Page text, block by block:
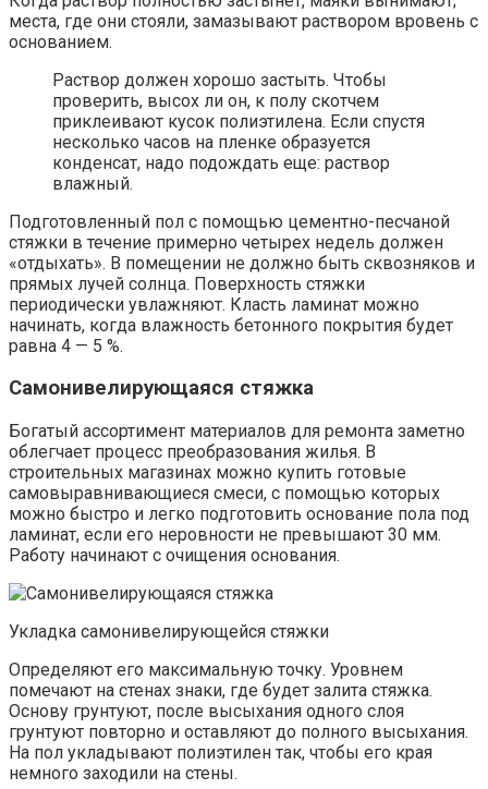
места, где они стояли, замазывают раствором вровень с
основанием.
Раствор должен хорошо застыть. Чтобы
проверить, высох ли он, к полу скотчем
приклеивают кусок полиэтилена. Если спустя
несколько часов на пленке образуется
конденсат, надо подождать еще: раствор
влажный.
Подготовленный пол с помощью цементно-песчаной
стяжки в течение примерно четырех недель должен
«отдыхать». В помещении не должно быть сквозняков и
прямых лучей солнца. Поверхность стяжки
периодически увлажняют. Класть ламинат можно
начинать, когда влажность бетонного покрытия будет
равна 4 — 5 %.
Самонивелирующаяся стяжка
Богатый ассортимент материалов для ремонта заметно
облегчает процесс преобразования жилья. В
строительных магазинах можно купить готовые
самовыравнивающиеся смеси, с помощью которых
можно быстро и легко подготовить основание пола под
ламинат, если его неровности не превышают 30 мм.
Работу начинают с очищения основания.
Укладка самонивелирующейся стяжки
Определяют его максимальную точку. Уровнем
помечают на стенах знаки, где будет залита стяжка.
Основу грунтуют, после высыхания одного слоя
грунтуют повторно и оставляют до полного высыхания.
На пол укладывают полиэтилен так, чтобы его края
немного заходили на стены.